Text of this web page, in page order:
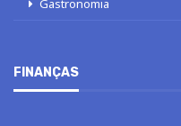
Gastronomia
FINANÇAS